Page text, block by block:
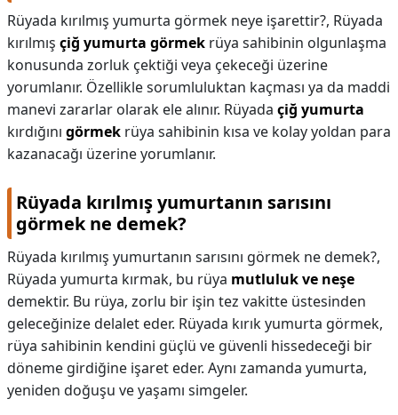
Rüyada kırılmış yumurta görmek neye işarettir?, Rüyada
kırılmış çiğ yumurta görmek rüya sahibinin olgunlaşma
konusunda zorluk çektiği veya çekeceği üzerine
yorumlanır. Özellikle sorumluluktan kaçması ya da maddi
manevi zararlar olarak ele alınır. Rüyada çiğ yumurta
kırdığını görmek rüya sahibinin kısa ve kolay yoldan para
kazanacağı üzerine yorumlanır.
Rüyada kırılmış yumurtanın sarısını
görmek ne demek?
Rüyada kırılmış yumurtanın sarısını görmek ne demek?,
Rüyada yumurta kırmak, bu rüya mutluluk ve neşe
demektir. Bu rüya, zorlu bir işin tez vakitte üstesinden
geleceğinize delalet eder. Rüyada kırık yumurta görmek,
rüya sahibinin kendini güçlü ve güvenli hissedeceği bir
döneme girdiğine işaret eder. Aynı zamanda yumurta,
yeniden doğuşu ve yaşamı simgeler.